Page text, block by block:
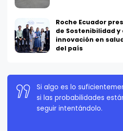
Roche Ecuador
de Sostenibilidad
innovación en
del país
La persistencia es muy
rendirte a menos que